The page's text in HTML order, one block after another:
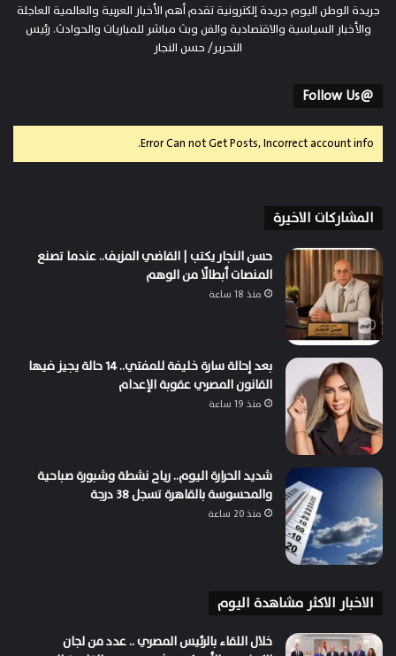
جريدة الوطن اليوم جريدة إلكترونية تقدم أهم الأخبار العربية والعالمية العاجلة
والأخبار السياسية والاقتصادية والفن وبث مباشر للمباريات والحوادث. رئيس
التحرير/ حسن النجار
@Follow Us
Error Can not Get Posts, Incorrect account info.
المشاركات الاخيرة
حسن النجار يكتب | القاضي المزيف.. عندما تصنع
المنصات أبطالًا من الوهم
منذ 18 ساعة
بعد إحالة سارة خليفة للمفتي.. 14 حالة يجيز فيها
القانون المصري عقوبة الإعدام
منذ 19 ساعة
شديد الحرارة اليوم.. رياح نشطة وشبورة صباحية
والمحسوسة بالقاهرة تسجل 38 درجة
منذ 20 ساعة
الاخبار الاكثر مشاهدة اليوم
خلال اللقاء بالرئيس المصري .. عدد من لجان